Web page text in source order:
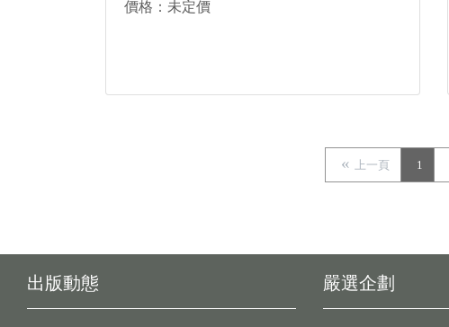
價格：未定價
上一頁 1
出版動態 嚴選企劃